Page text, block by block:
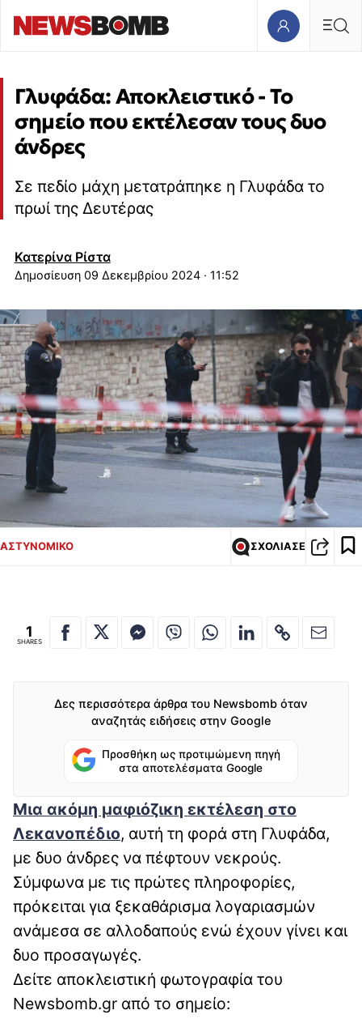
Γλυφάδα: Αποκλειστικό - Το
σημείο που εκτέλεσαν τους δυο
άνδρες
Σε πεδίο μάχη μετατράπηκε η Γλυφάδα το
πρωί της Δευτέρας
Κατερίνα Ρίστα
09 Δεκεμβρίου 2024 · 11:52
ΑΣΤΥΝΟΜΙΚΟ ΣΧΟΛΙΑΣΕ
1
SHARES
Δες περισσότερα άρθρα του Newsbomb όταν
αναζητάς ειδήσεις στην Google
Προσθήκη ως προτιμώμενη πηγή
στα αποτελέσματα Google
Μια ακόμη μαφιόζικη εκτέλεση στο
Λεκανοπέδιο, αυτή τη φορά στη Γλυφάδα,
με δυο άνδρες να πέφτουν νεκρούς.
Σύμφωνα με τις πρώτες πληροφορίες,
πρόκειται για ξεκαθάρισμα λογαριασμών
ανάμεσα σε αλλοδαπούς ενώ έχουν γίνει και
δυο προσαγωγές.
Δείτε αποκλειστική φωτογραφία του
Newsbomb.gr από το σημείο: